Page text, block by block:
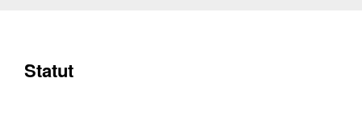
Statut